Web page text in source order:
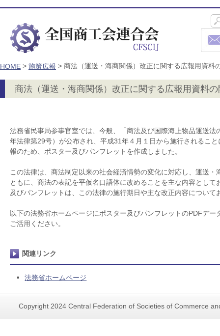
HOME > 施策広報 > 商法（運送・海商関係）改正に関する広報用資料
商法（運送・海商関係）改正に関する広報用資料
法務省民事局参事官室では、今般、「商法及び国際海上物品運送
年法律第29号）が公布され、平成31年４月１日から施行されるこ
報のため、ポスター及びパンフレットを作成しました。
この法律は、商法制定以来の社会経済情勢の変化に対応し、運送
ともに、商法の表記を平仮名口語体に改めることを主な内容とし
及びパンフレットは、この法律の施行期日や主な改正内容について
以下の法務省ホームページにポスター及びパンフレットのPDFデ
ご活用ください。
関連リンク
法務省ホームページ
Copyright 2024 Central Federation of Societies of Commerce